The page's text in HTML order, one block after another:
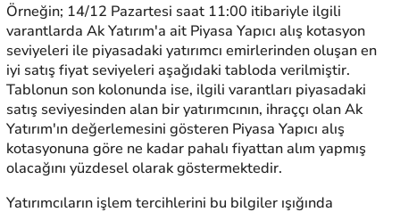
Örneğin; 14/12 Pazartesi saat 11:00 itibariyle ilgili
varantlarda Ak Yatırım'a ait Piyasa Yapıcı alış kotasyon
seviyeleri ile piyasadaki yatırımcı emirlerinden oluşan en
iyi satış fiyat seviyeleri aşağıdaki tabloda verilmiştir.
Tablonun son kolonunda ise, ilgili varantları piyasadaki
satış seviyesinden alan bir yatırımcının, ihraççı olan Ak
Yatırım'ın değerlemesini gösteren Piyasa Yapıcı alış
kotasyonuna göre ne kadar pahalı fiyattan alım yapmış
olacağını yüzdesel olarak göstermektedir.
Yatırımcıların işlem tercihlerini bu bilgiler ışığında